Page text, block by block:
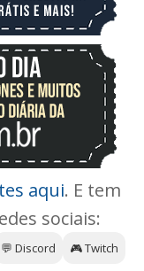
aqui. E tem
sociais:
💬 Discord
🎮 Twitch